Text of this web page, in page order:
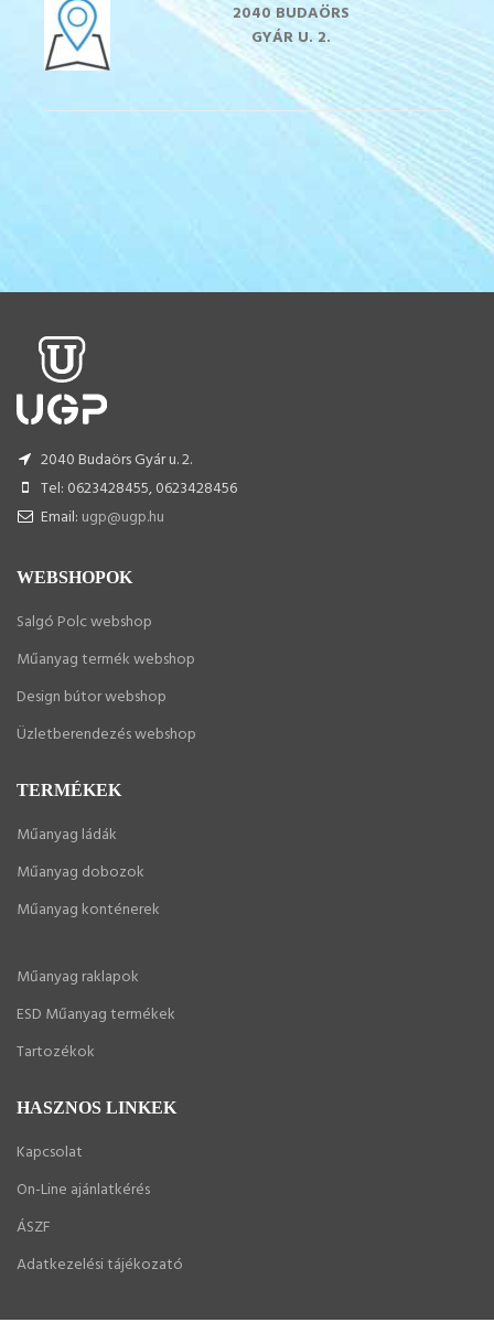
2040 BUDAÖRS
GYÁR U. 2.
2040 Budaörs Gyár u. 2.
Tel: 0623428455, 0623428456
Email: ugp@ugp.hu
WEBSHOPOK
Salgó Polc webshop
Műanyag termék webshop
Design bútor webshop
Üzletberendezés webshop
TERMÉKEK
Műanyag ládák
Műanyag dobozok
Műanyag konténerek
Műanyag raklapok
ESD Műanyag termékek
Tartozékok
HASZNOS LINKEK
Kapcsolat
On-Line ajánlatkérés
ÁSZF
Adatkezelési tájékozató